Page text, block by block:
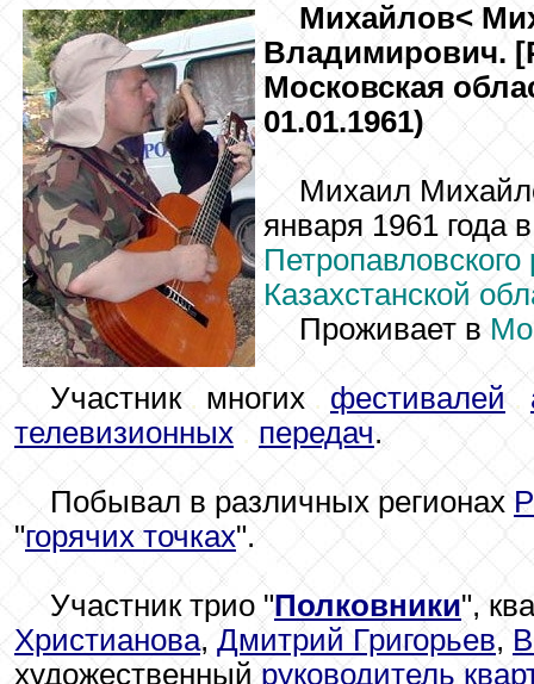
Михайлов<
Владимирович.
Московская
01.01.1961)
Михаил
января 1961 года
Казахстанской
Проживает в
Участник . многих . фестивалей .
телевизионных . передач.
Побывал в различных регионах
"горячих точках".
Участник трио "Полковники",
Христианова, Дмитрий Григорьев,
художественный руководитель